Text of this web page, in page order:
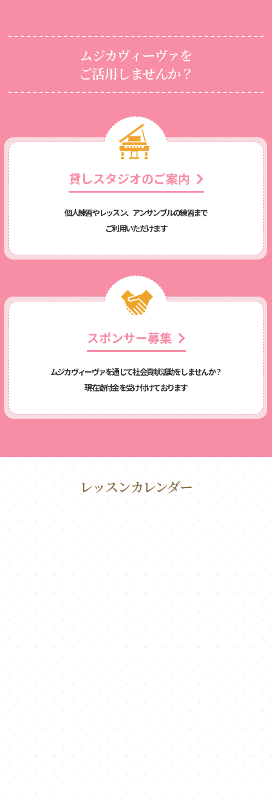
ムジカヴィーヴァを
ご活用しませんか？
貸しスタジオのご案内
個人練習やレッスン、アンサンブルの練習まで
ご利用いただけます
スポンサー募集
ムジカヴィーヴァを通じて社会貢献活動をしませんか？
現在寄付金を受け付けております
レッスンカレンダー